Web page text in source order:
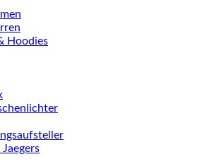
Hoodies
Jaegers